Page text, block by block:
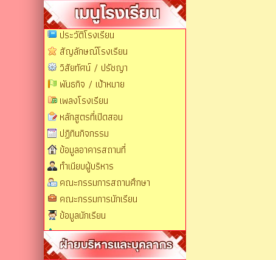
ประวัติโรงเรียน
สัญลักษณ์โรงเรียน
วิสัยทัศน์ / ปรัชญา
พันธกิจ / เป้าหมาย
เพลงโรงเรียน
หลักสูตรที่เปิดสอน
ปฏิทินกิจกรรม
ข้อมูลอาคารสถานที่
ทำเนียบผู้บริหาร
คณะกรรมการสถานศึกษา
คณะกรรมการนักเรียน
ข้อมูลนักเรียน